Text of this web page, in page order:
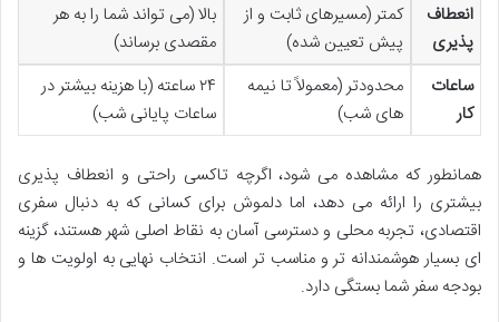
انعطاف
پذیری
کمتر (مسیرهای ثابت و از
پیش تعیین شده)
بالا (می تواند شما را به هر
مقصدی برساند)
ساعات
کار
محدودتر (معمولاً تا نیمه
های شب)
۲۴ ساعته (با هزینه بیشتر در
ساعات پایانی شب)
همانطور که مشاهده می شود، اگرچه تاکسی راحتی و انعطاف پذیری
بیشتری را ارائه می دهد، اما دلموش برای کسانی که به دنبال سفری
اقتصادی، تجربه محلی و دسترسی آسان به نقاط اصلی شهر هستند، گزینه
ای بسیار هوشمندانه تر و مناسب تر است. انتخاب نهایی به اولویت ها و
بودجه سفر شما بستگی دارد.